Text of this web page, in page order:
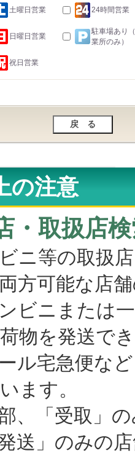
土曜日営業 24時間営業
日曜日営業
駐車場あり
業所のみ）
祝日営業
の注意
・取扱店
ニ等の取扱
方可能な店
ニまたは一
物を発送で
宅急便など
ます。
「受取」の
」のみの店